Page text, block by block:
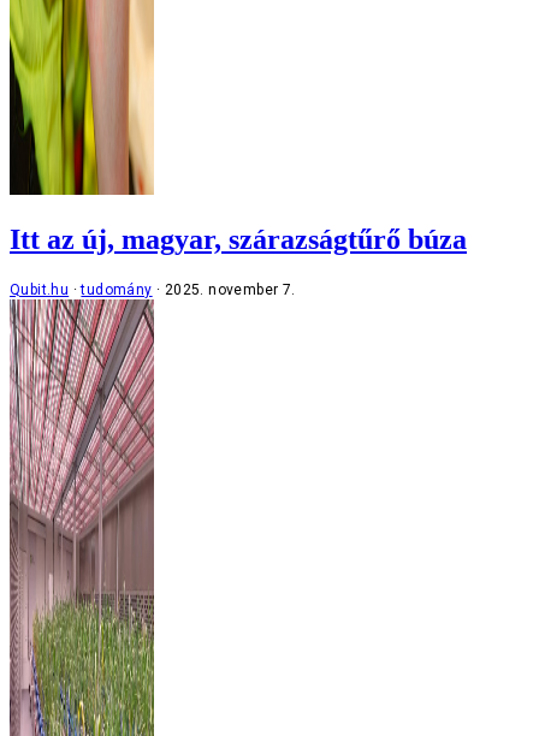
Itt az új, magyar, szárazságtűrő búza
Qubit.hu tudomány 2025. november 7.